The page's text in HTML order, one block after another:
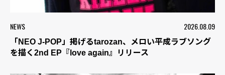
NEWS 2026.08.09
「NEO J-POP」掲げるtarozan、メロい平成ラブソング
を描く2nd EP『love again』リリース